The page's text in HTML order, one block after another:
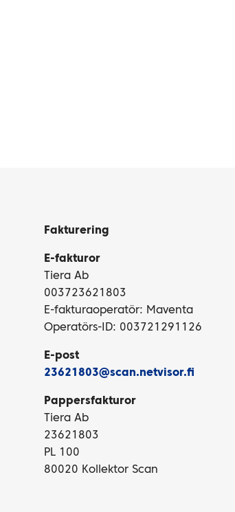
Fakturering
E-fakturor
Tiera Ab
003723621803
E-fakturaoperatör: Maventa
Operatörs-ID: 003721291126
E-post
23621803@scan.netvisor.fi
Pappersfakturor
Tiera Ab
23621803
PL 100
80020 Kollektor Scan